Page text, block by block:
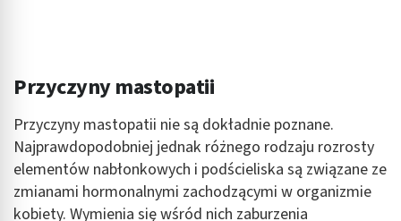
Przyczyny mastopatii
Przyczyny mastopatii nie są dokładnie poznane.
Najprawdopodobniej jednak różnego rodzaju rozrosty
elementów nabłonkowych i podścieliska są związane ze
zmianami hormonalnymi zachodzącymi w organizmie
kobiety. Wymienia się wśród nich zaburzenia